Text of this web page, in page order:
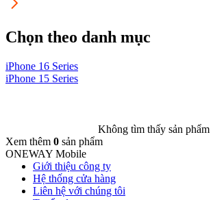
Chọn theo danh mục
iPhone 16 Series
iPhone 15 Series
Không tìm thấy sản phẩm
Xem thêm 0 sản phẩm
ONEWAY Mobile
Giới thiệu công ty
Hệ thống cửa hàng
Liên hệ với chúng tôi